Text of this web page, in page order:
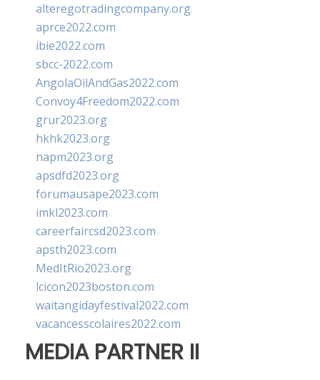
alteregotradingcompany.org
aprce2022.com
ibie2022.com
sbcc-2022.com
AngolaOilAndGas2022.com
Convoy4Freedom2022.com
grur2023.org
hkhk2023.org
napm2023.org
apsdfd2023.org
forumausape2023.com
imkl2023.com
careerfaircsd2023.com
apsth2023.com
MedItRio2023.org
lcicon2023boston.com
waitangidayfestival2022.com
vacancesscolaires2022.com
MEDIA PARTNER II